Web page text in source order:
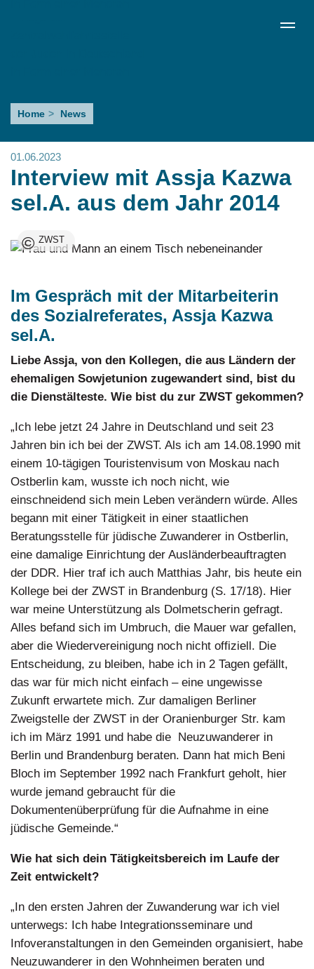
Interview
mit Assja
Kazwa
sel.A.
aus
Jahr
Home News
01.06.2023
Interview mit Assja Kazwa
sel.A. aus dem Jahr 2014
© ZWST
Im Gespräch mit der Mitarbeiterin
des Sozialreferates, Assja Kazwa
sel.A.
Liebe Assja, von den Kollegen, die aus Ländern der
ehemaligen Sowjetunion zugewandert sind, bist du
die Dienstälteste. Wie bist du zur ZWST gekommen?
„Ich lebe jetzt 24 Jahre in Deutschland und seit 23
Jahren bin ich bei der ZWST. Als ich am 14.08.1990 mit
einem 10-tägigen Touristenvisum von Moskau nach
Ostberlin kam, wusste ich noch nicht, wie
einschneidend sich mein Leben verändern würde. Alles
begann mit einer Tätigkeit in einer staatlichen
Beratungsstelle für jüdische Zuwanderer in Ostberlin,
eine damalige Einrichtung der Ausländerbeauftragten
der DDR. Hier traf ich auch Matthias Jahr, bis heute ein
Kollege bei der ZWST in Brandenburg (S. 17/18). Hier
war meine Unterstützung als Dolmetscherin gefragt.
Alles befand sich im Umbruch, die Mauer war gefallen,
aber die Wiedervereinigung noch nicht offiziell. Die
Entscheidung, zu bleiben, habe ich in 2 Tagen gefällt,
das war für mich nicht einfach – eine ungewisse
Zukunft erwartete mich. Zur damaligen Berliner
Zweigstelle der ZWST in der Oranienburger Str. kam
ich im März 1991 und habe die Neuzuwanderer in
Berlin und Brandenburg beraten. Dann hat mich Beni
Bloch im September 1992 nach Frankfurt geholt, hier
wurde jemand gebraucht für die
Dokumentenüberprüfung für die Aufnahme in eine
jüdische Gemeinde.“
Wie hat sich dein Tätigkeitsbereich im Laufe der
Zeit entwickelt?
„In den ersten Jahren der Zuwanderung war ich viel
unterwegs: Ich habe Integrationsseminare und
Infoveranstaltungen in den Gemeinden organisiert, habe
Neuzuwanderer in den Wohnheimen beraten und